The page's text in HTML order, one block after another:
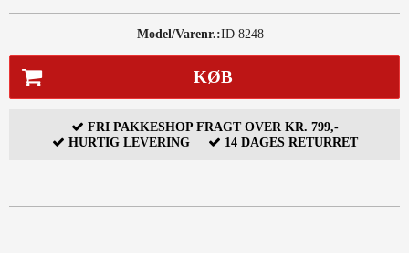
Model/Varenr.:ID 8248
KØB
FRI PAKKESHOP FRAGT OVER KR. 799,-
HURTIG LEVERING
14 DAGES RETURRET